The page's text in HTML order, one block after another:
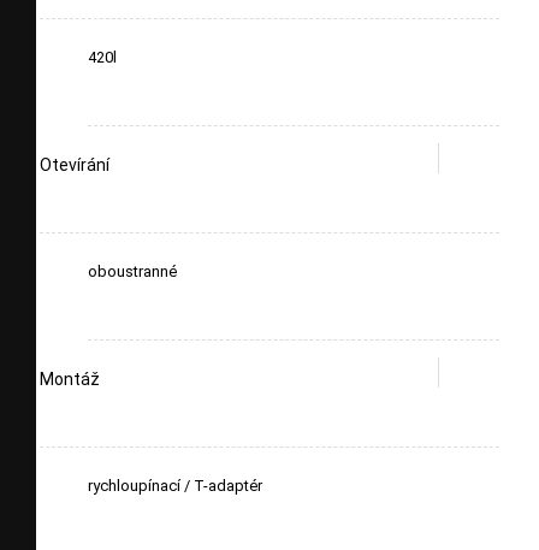
420l
Otevírání
oboustranné
Montáž
rychloupínací / T-adaptér